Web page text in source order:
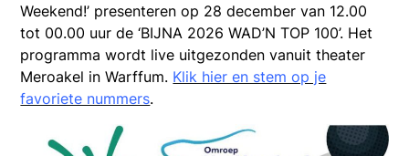
Weekend!’ presenteren op 28 december van 12.00
tot 00.00 uur de ‘BIJNA 2026 WAD’N TOP 100’. Het
programma wordt live uitgezonden vanuit theater
Meroakel in Warffum. Klik hier en stem op je
favoriete nummers.